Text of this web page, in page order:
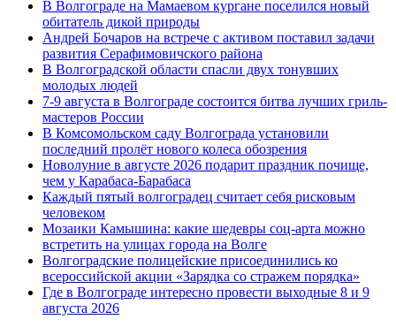
В Волгограде на Мамаевом кургане поселился новый
обитатель дикой природы
Андрей Бочаров на встрече с активом поставил задачи
развития Серафимовичского района
В Волгоградской области спасли двух тонувших
молодых людей
7-9 августа в Волгограде состоится битва лучших гриль-
мастеров России
В Комсомольском саду Волгограда установили
последний пролёт нового колеса обозрения
Новолуние в августе 2026 подарит праздник почище,
чем у Карабаса-Барабаса
Каждый пятый волгоградец считает себя рисковым
человеком
Мозаики Камышина: какие шедевры соц-арта можно
встретить на улицах города на Волге
Волгоградские полицейские присоединились ко
всероссийской акции «Зарядка со стражем порядка»
Где в Волгограде интересно провести выходные 8 и 9
августа 2026